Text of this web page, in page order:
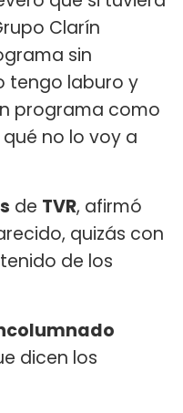
Clarín
sin
tengo laburo y
programa como
qué no lo voy a
de TVR, afirmó
quizás con
de los
dicen los